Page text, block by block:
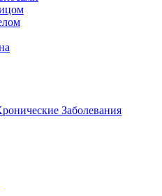
Заболевания